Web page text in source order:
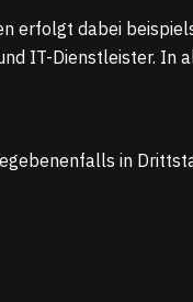
erfolgt dabei
IT-Dienstleister. In
in